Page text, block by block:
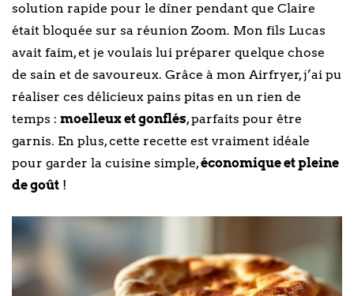
solution rapide pour le dîner pendant que Claire
était bloquée sur sa réunion Zoom. Mon fils Lucas
avait faim, et je voulais lui préparer quelque chose
de sain et de savoureux. Grâce à mon Airfryer, j’ai pu
réaliser ces délicieux pains pitas en un rien de
temps : moelleux et gonflés, parfaits pour être
garnis. En plus, cette recette est vraiment idéale
pour garder la cuisine simple,économique et pleine
de goût !